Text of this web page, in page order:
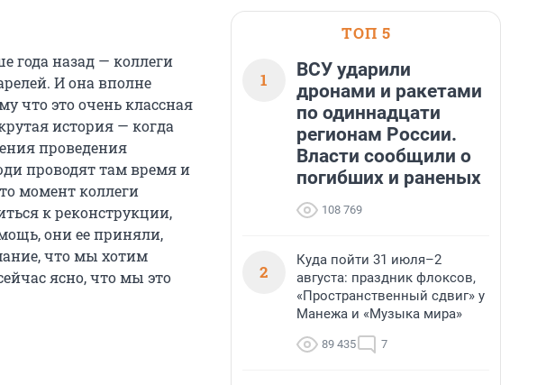
года назад — коллеги
И она вполне
что это очень классная
история — когда
проведения
проводят там время и
момент коллеги
к реконструкции,
они ее приняли,
что мы хотим
ясно, что мы это
ТОП 5
1
ВСУ ударили
дронами и ракетами
по одиннадцати
регионам России.
Власти сообщили о
погибших и раненых
108 769
2
Куда пойти 31 июля–2
августа: праздник флоксов,
«Пространственный сдвиг» у
Манежа и «Музыка мира»
89 435 7